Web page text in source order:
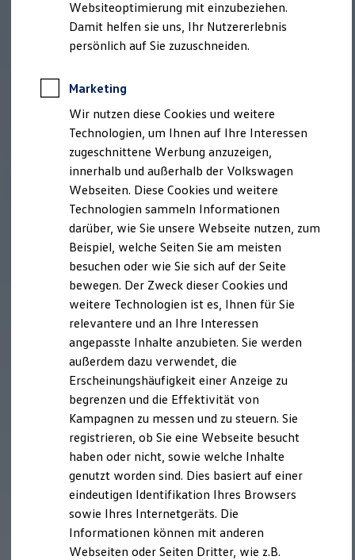
Großkunden
Behörden
Direktkunden
Sonderfahrzeuge
Elektromobilität
Elektroautos
Elektrofahrzeugkonzepte
ID. EVERY1
Reichweite
Reichweite der ID. Modelle
Reichweite im Winter
Rekuperation
Laden
Laden unterwegs
Laden Zuhause
Ladestationen finden
Ladezeitensimulator
Sicherheit
Garantie und Lebensdauer
Nachhaltigkeit
Kosten und Kauf
Verbrauchskosten
Kaufoptionen
E-Auto-Förderung
Software und Konnektivität
Die ID. Software 6
ID. Software Versionen und Updates
Digitale Extras
Schnittstellen zu Ihrem ID.
Hybridautos
Marke und Erlebnis
Volkswagen R und R Experience
R-Modelle
R Experience
Driving Experience
Websiteoptimierung mit einzubeziehen.
Damit helfen sie uns, Ihr Nutzererlebnis
persönlich auf Sie zuzuschneiden.
Marketing
Wir nutzen diese Cookies und weitere
Technologien, um Ihnen auf Ihre Interessen
zugeschnittene Werbung anzuzeigen,
innerhalb und außerhalb der Volkswagen
Webseiten. Diese Cookies und weitere
Technologien sammeln Informationen
darüber, wie Sie unsere Webseite nutzen, zum
Beispiel, welche Seiten Sie am meisten
besuchen oder wie Sie sich auf der Seite
bewegen. Der Zweck dieser Cookies und
weitere Technologien ist es, Ihnen für Sie
relevantere und an Ihre Interessen
angepasste Inhalte anzubieten. Sie werden
außerdem dazu verwendet, die
Erscheinungshäufigkeit einer Anzeige zu
begrenzen und die Effektivität von
Kampagnen zu messen und zu steuern. Sie
registrieren, ob Sie eine Webseite besucht
haben oder nicht, sowie welche Inhalte
genutzt worden sind. Dies basiert auf einer
eindeutigen Identifikation Ihres Browsers
sowie Ihres Internetgeräts. Die
Informationen können mit anderen
Webseiten oder Seiten Dritter, wie z.B.